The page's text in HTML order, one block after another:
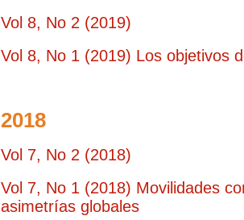
Vol 8, No 2 (2019)
Vol 8, No 1 (2019) Los objetivos
2018
Vol 7, No 2 (2018)
Vol 7, No 1 (2018) Movilidades
asimetrías globales